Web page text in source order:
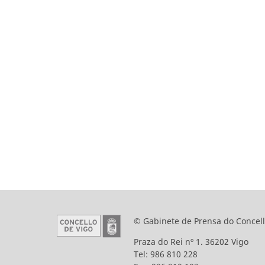
© Gabinete de Prensa do
Praza do Rei nº 1. 36202 Vigo
Tel: 986 810 228